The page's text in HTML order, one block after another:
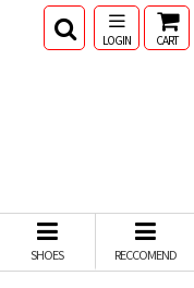
LOGIN CART
SHOES RECCOMEND